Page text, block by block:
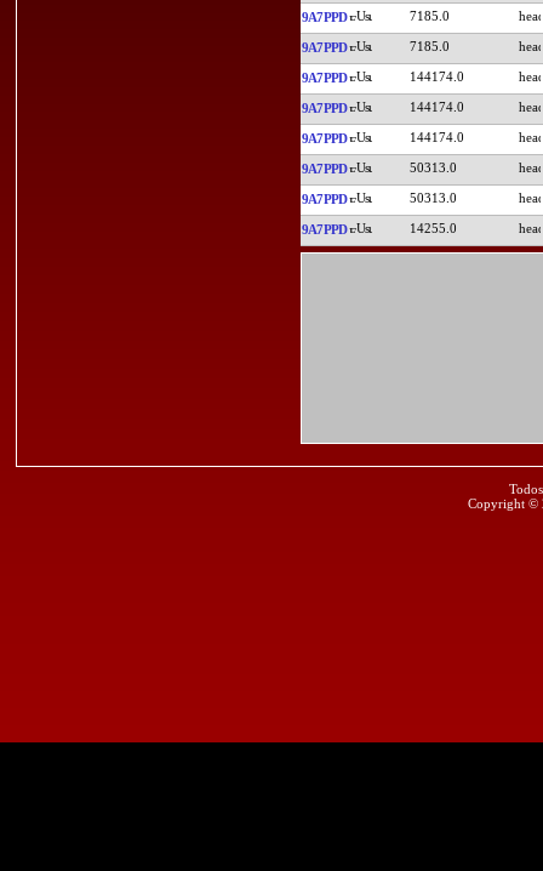
9A7PPD 7185.0
9A7PPD 7185.0
9A7PPD 144174.0
9A7PPD 144174.0
9A7PPD 144174.0
9A7PPD 50313.0
9A7PPD 50313.0
9A7PPD 14255.0
Copyright ©